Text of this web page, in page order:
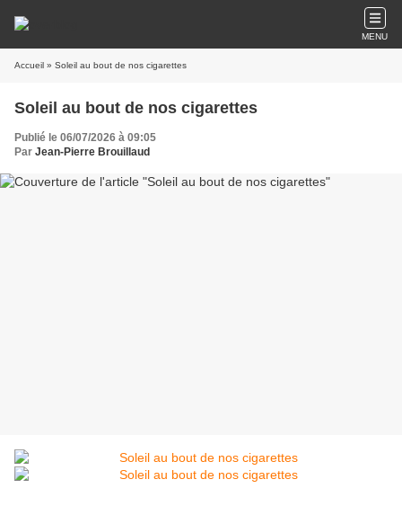
MENU
Accueil » Soleil au bout de nos cigarettes
Soleil au bout de nos cigarettes
Publié le 06/07/2026 à 09:05
Par Jean-Pierre Brouillaud